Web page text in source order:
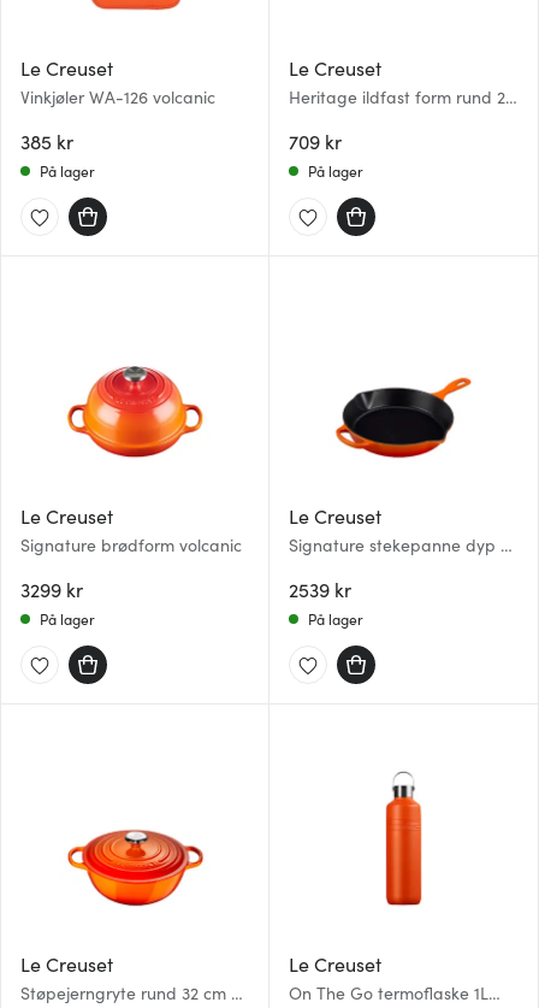
Le Creuset
Vinkjøler WA-126 volcanic
385 kr
På lager
Le Creuset
Heritage ildfast form rund 24
709 kr
På lager
Le Creuset
Signature brødform volcanic
3299 kr
På lager
Le Creuset
Signature stekepanne dyp 26
2539 kr
På lager
Le Creuset
Støpejerngryte rund 32 cm 7L
Le Creuset
On The Go termoflaske 1L